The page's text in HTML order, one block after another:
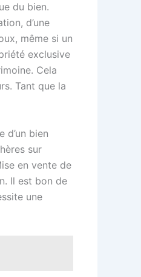
du bien.
d’une
même si un
exclusive
Cela
Tant que la
d’un bien
sur
en vente de
Il est bon de
une